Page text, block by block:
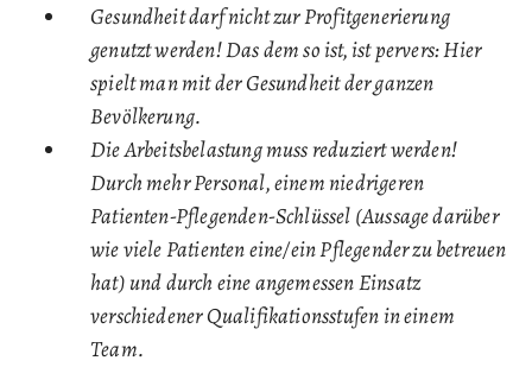
Gesundheit darf nicht zur Profitgenerierung
genutzt werden! Das dem so ist, ist pervers: Hier
spielt man mit der Gesundheit der ganzen
Bevölkerung.
Die Arbeitsbelastung muss reduziert werden!
Durch mehr Personal, einem niedrigeren
Patienten-Pflegenden-Schlüssel (Aussage darüber
wie viele Patienten eine/ein Pflegender zu betreuen
hat) und durch eine angemessen Einsatz
verschiedener Qualifikationsstufen in einem
Team.